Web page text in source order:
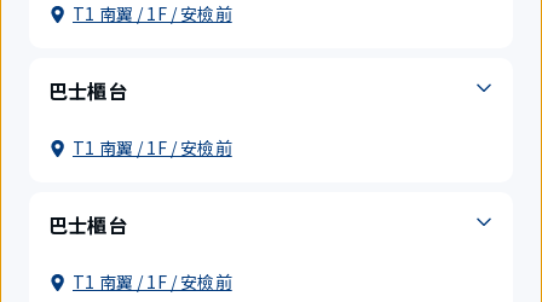
T1 南翼 / 1F / 安檢前
巴士櫃台
T1 南翼 / 1F / 安檢前
巴士櫃台
T1 南翼 / 1F / 安檢前